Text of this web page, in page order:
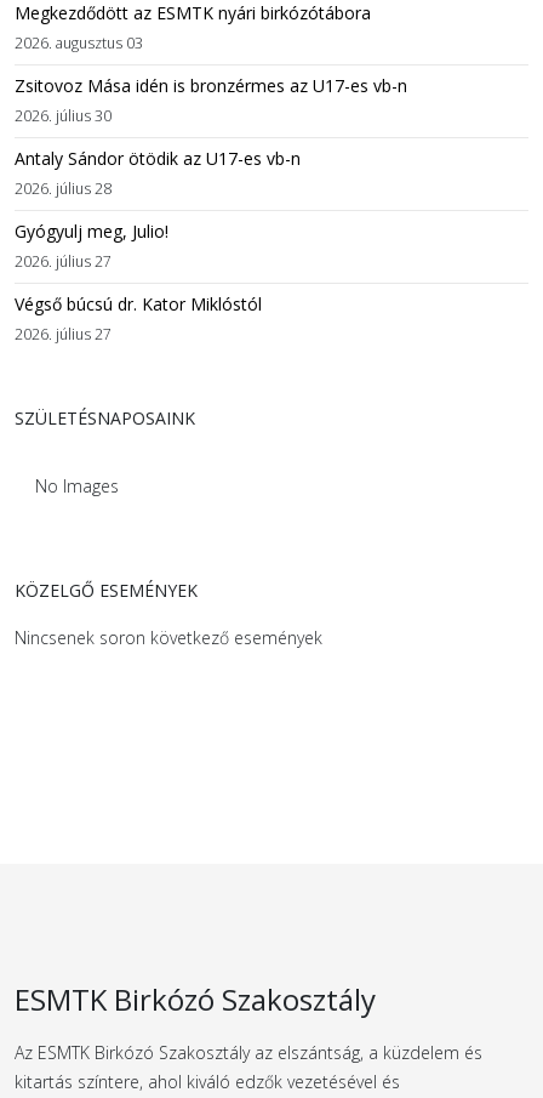
Megkezdődött az ESMTK nyári birkózótábora
2026. augusztus 03
Zsitovoz Mása idén is bronzérmes az U17-es vb-n
2026. július 30
Antaly Sándor ötödik az U17-es vb-n
2026. július 28
Gyógyulj meg, Julio!
2026. július 27
Végső búcsú dr. Kator Miklóstól
2026. július 27
SZÜLETÉSNAPOSAINK
No Images
KÖZELGŐ ESEMÉNYEK
Nincsenek soron következő események
ESMTK Birkózó Szakosztály
Az ESMTK Birkózó Szakosztály az elszántság, a küzdelem és
kitartás színtere, ahol kiváló edzők vezetésével és